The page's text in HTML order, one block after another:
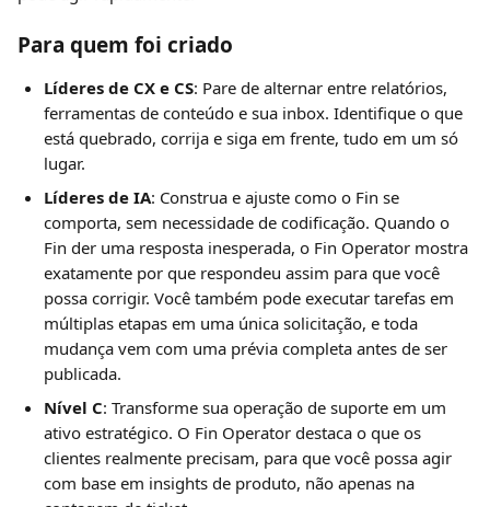
Para quem foi criado
Líderes de CX e CS: Pare de alternar entre relatórios,
ferramentas de conteúdo e sua inbox. Identifique o que
está quebrado, corrija e siga em frente, tudo em um só
lugar.
Líderes de IA: Construa e ajuste como o Fin se
comporta, sem necessidade de codificação. Quando o
Fin der uma resposta inesperada, o Fin Operator mostra
exatamente por que respondeu assim para que você
possa corrigir. Você também pode executar tarefas em
múltiplas etapas em uma única solicitação, e toda
mudança vem com uma prévia completa antes de ser
publicada.
Nível C: Transforme sua operação de suporte em um
ativo estratégico. O Fin Operator destaca o que os
clientes realmente precisam, para que você possa agir
com base em insights de produto, não apenas na